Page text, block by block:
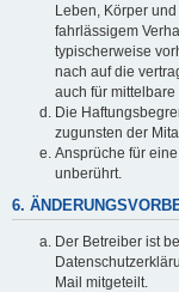
Leben, Körper
fahrlässigem
typischerweise
nach auf die
auch für
Die
zugunsten der
Ansprüche für
unberührt.
6.
Der Betreiber ist
Mail mitgeteilt.